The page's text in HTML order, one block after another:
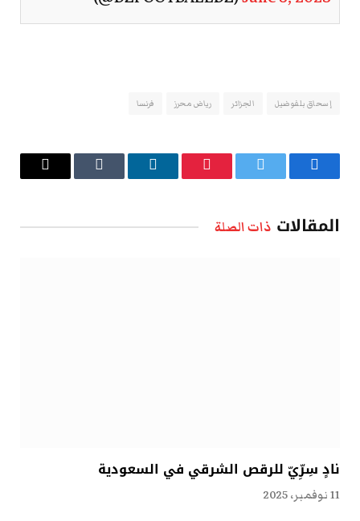
إسحاق بلفوضيل الجزائر رياض محرز فرنسا
فيسبوك تويتر بينتيريستلينكدإن Tumblr
البريد
المقالات ذات الصلة
نادٍ سِرِّيّ للرقص الشرقي في السعودية
11 نوفمبر، 2025